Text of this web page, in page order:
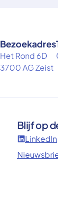
Bezoekadres
Het Rond 6D
3700 AG Zeist
Blijf op
LinkedIn